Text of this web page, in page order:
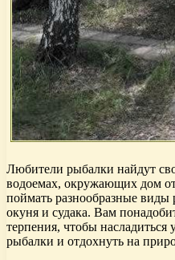
Любители рыбалки найдут
водоемах, окружающих дом
поймать разнообразные
окуня и судака. Вам
терпения, чтобы насладиться
рыбалки и отдохнуть на